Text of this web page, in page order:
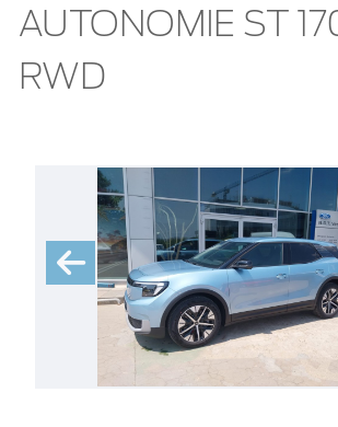
AUTONOMIE ST
RWD